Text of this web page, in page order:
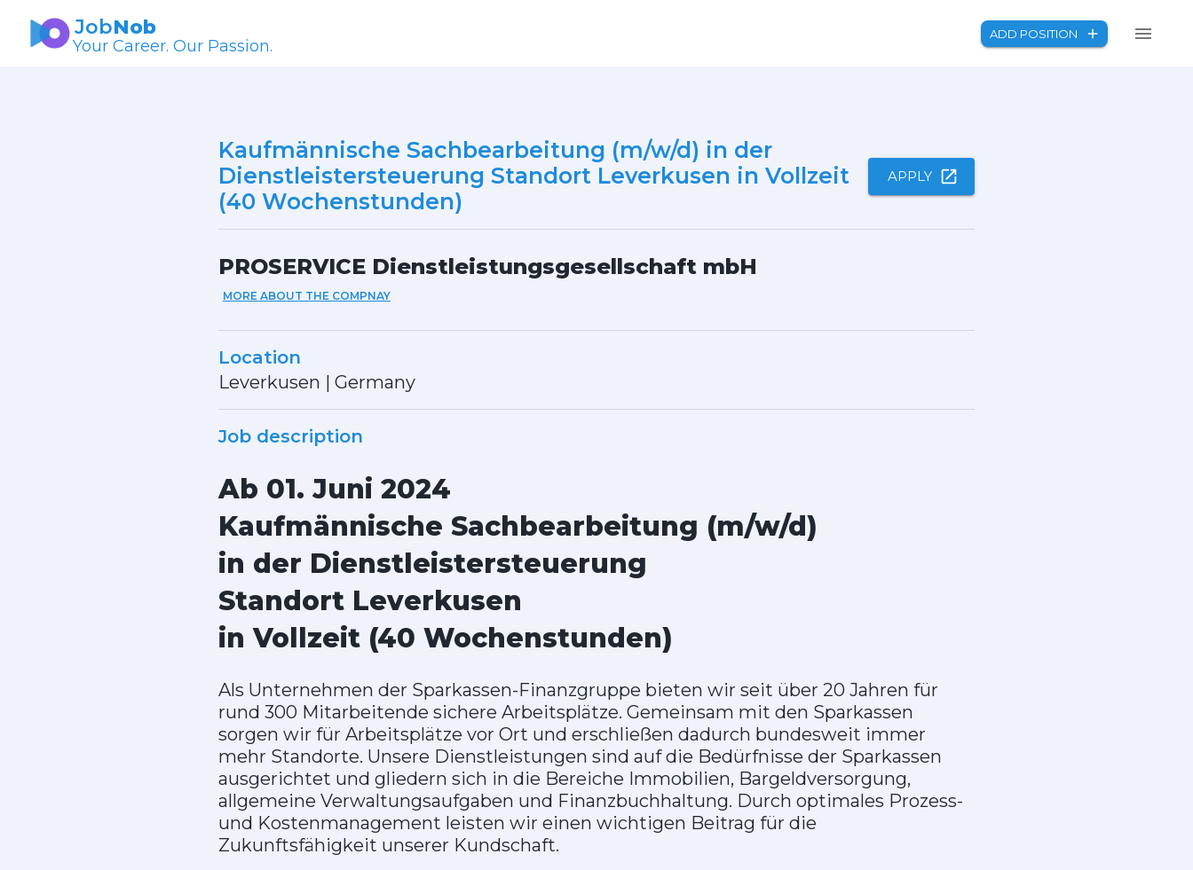
JobNob
Your Career. Our Passion.
ADD POSITION
Kaufmännische Sachbearbeitung (m/w/d) in der
Dienstleistersteuerung Standort Leverkusen in Vollzeit
(40 Wochenstunden)
APPLY
PROSERVICE Dienstleistungsgesellschaft mbH
MORE ABOUT THE COMPNAY
Location
Leverkusen | Germany
Job description
Ab 01. Juni 2024
Kaufmännische Sachbearbeitung (m/w/d)
in der Dienstleistersteuerung
Standort Leverkusen
in Vollzeit (40 Wochenstunden)
Als Unternehmen der Sparkassen-Finanzgruppe bieten wir seit über 20 Jahren für
rund 300 Mitarbeitende sichere Arbeitsplätze. Gemeinsam mit den Sparkassen
sorgen wir für Arbeitsplätze vor Ort und erschließen dadurch bundesweit immer
mehr Standorte. Unsere Dienstleistungen sind auf die Bedürfnisse der Sparkassen
ausgerichtet und gliedern sich in die Bereiche Immobilien, Bargeldversorgung,
allgemeine Verwaltungsaufgaben und Finanzbuchhaltung. Durch optimales Prozess-
und Kostenmanagement leisten wir einen wichtigen Beitrag für die
Zukunftsfähigkeit unserer Kundschaft.